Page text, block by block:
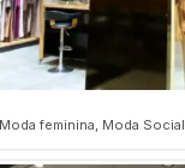
feminina, Moda Social